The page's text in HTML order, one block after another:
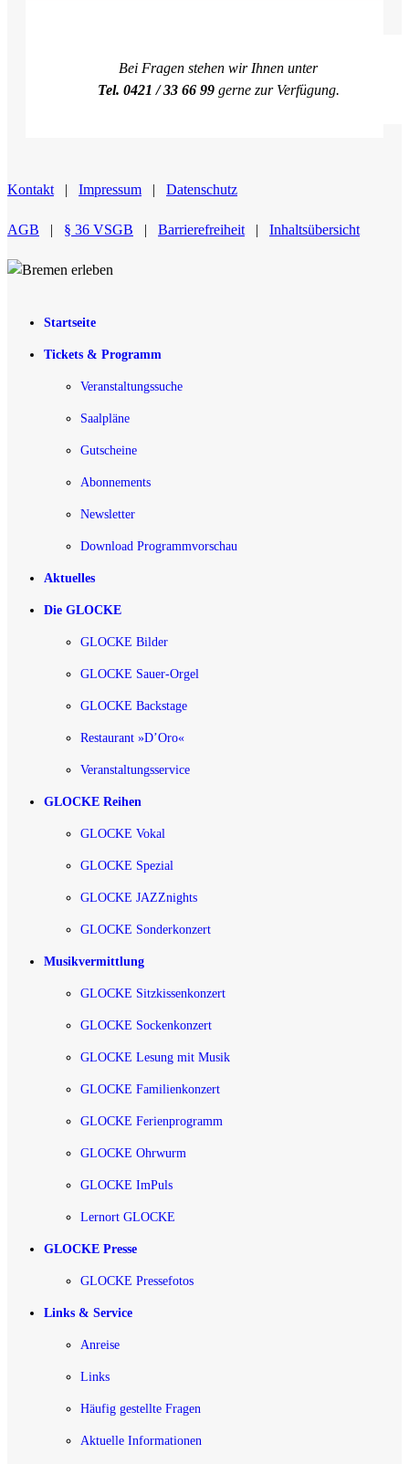
Bei Fragen stehen wir Ihnen unter
Tel. 0421 / 33 66 99 gerne zur Verfügung.
Kontakt | Impressum | Datenschutz
AGB | § 36 VSGB | Barrierefreiheit | Inhaltsübersicht
Startseite
Tickets & Programm
Veranstaltungssuche
Saalpläne
Gutscheine
Abonnements
Newsletter
Download Programmvorschau
Aktuelles
Die GLOCKE
GLOCKE Bilder
GLOCKE Sauer-Orgel
GLOCKE Backstage
Restaurant »D’Oro«
Veranstaltungsservice
GLOCKE Reihen
GLOCKE Vokal
GLOCKE Spezial
GLOCKE JAZZnights
GLOCKE Sonderkonzert
Musikvermittlung
GLOCKE Sitzkissenkonzert
GLOCKE Sockenkonzert
GLOCKE Lesung mit Musik
GLOCKE Familienkonzert
GLOCKE Ferienprogramm
GLOCKE Ohrwurm
GLOCKE ImPuls
Lernort GLOCKE
GLOCKE Presse
GLOCKE Pressefotos
Links & Service
Anreise
Links
Häufig gestellte Fragen
Aktuelle Informationen